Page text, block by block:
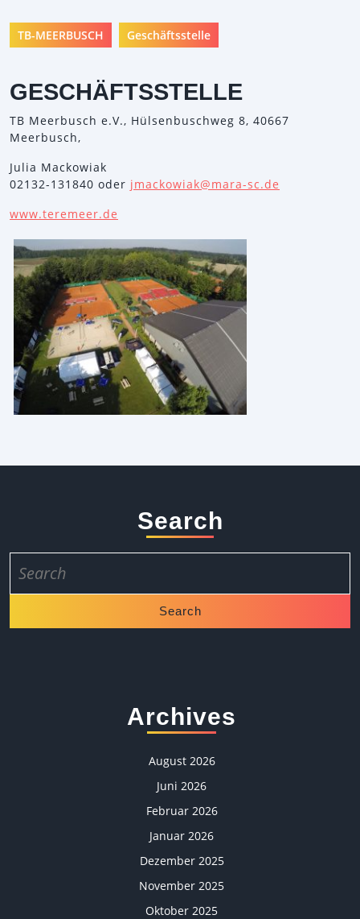
TB-MEERBUSCH Geschäftsstelle
GESCHÄFTSSTELLE
TB Meerbusch e.V., Hülsenbuschweg 8, 40667
Meerbusch,
Julia Mackowiak
02132-131840 oder jmackowiak@mara-sc.de
www.teremeer.de
Search
for:
Archives
August 2026
Juni 2026
Februar 2026
Januar 2026
Dezember 2025
November 2025
Oktober 2025